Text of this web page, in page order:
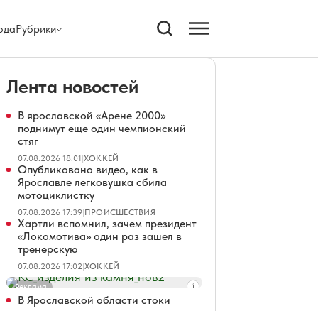
Рубрики
Лента новостей
В ярославской «Арене 2000»
поднимут еще один чемпионский
стяг
07.08.2026 18:01|ХОККЕЙ
Опубликовано видео, как в
Ярославле легковушка сбила
мотоциклистку
07.08.2026 17:39|ПРОИСШЕСТВИЯ
Хартли вспомнил, зачем президент
«Локомотива» один раз зашел в
тренерскую
07.08.2026 17:02|ХОККЕЙ
Реклама
В Ярославской области стоки